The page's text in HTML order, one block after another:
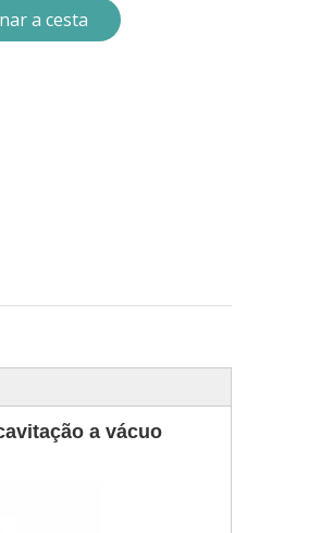
a cesta
a vácuo